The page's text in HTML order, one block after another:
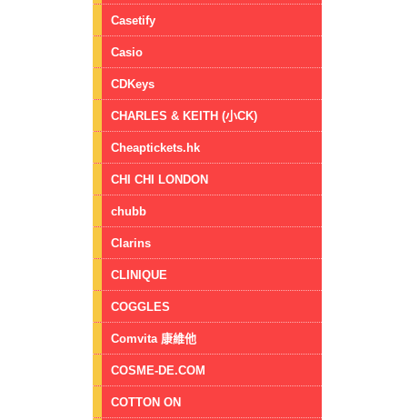
Casetify
Casio
CDKeys
CHARLES & KEITH (小CK)
Cheaptickets.hk
CHI CHI LONDON
chubb
Clarins
CLINIQUE
COGGLES
Comvita 康維他
COSME-DE.COM
COTTON ON